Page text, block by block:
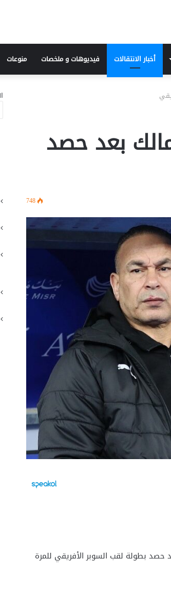
أخبار الانتقالات فيديوهات و ملخصات منوعات
بعد حصد
748
بطولة لقب السوبر الأفريقي للمرة